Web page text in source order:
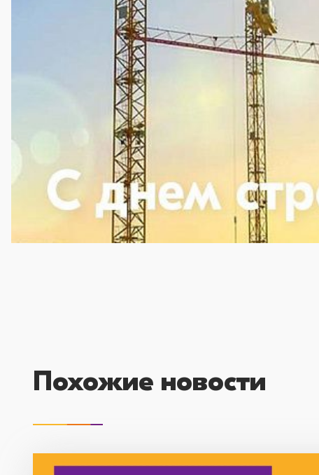
Похожие новости